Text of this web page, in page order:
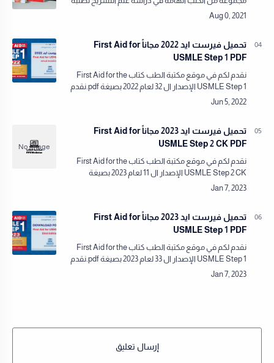
تحميل فيرست ايد 2022 مجاناً First Aid for
USMLE Step 1 PDF
نقدم لكم في موقع مكتبة الطب كتاب First Aid for the
USMLE Step 1 الإصدار ال 32 لعام 2022 بصيغة pdf.نقدم
لكم في مكتبة الطب كل ما يلزم من كتب ومصادر طبية
تحميل فيرست ايد 2023 مجاناً First Aid for
USMLE Step 2 CK PDF
نقدم لكم في موقع مكتبة الطب كتاب First Aid for the
USMLE Step 2 CK الإصدار ال 11 لعام 2023 بصيغة
pdf.نقدم لكم في مكتبة الطب كل ما يلزم من كتب
تحميل فيرست ايد 2023 مجاناً First Aid for
USMLE Step 1 PDF
نقدم لكم في موقع مكتبة الطب كتاب First Aid for the
USMLE Step 1 الإصدار ال 33 لعام 2023 بصيغة pdf.نقدم
لكم في مكتبة الطب كل ما يلزم من كتب ومصادر طبية
إرسال تعليق